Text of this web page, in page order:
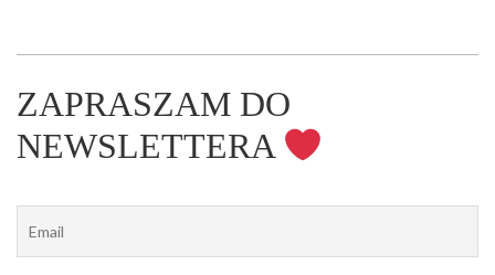
ZAPRASZAM DO
NEWSLETTERA